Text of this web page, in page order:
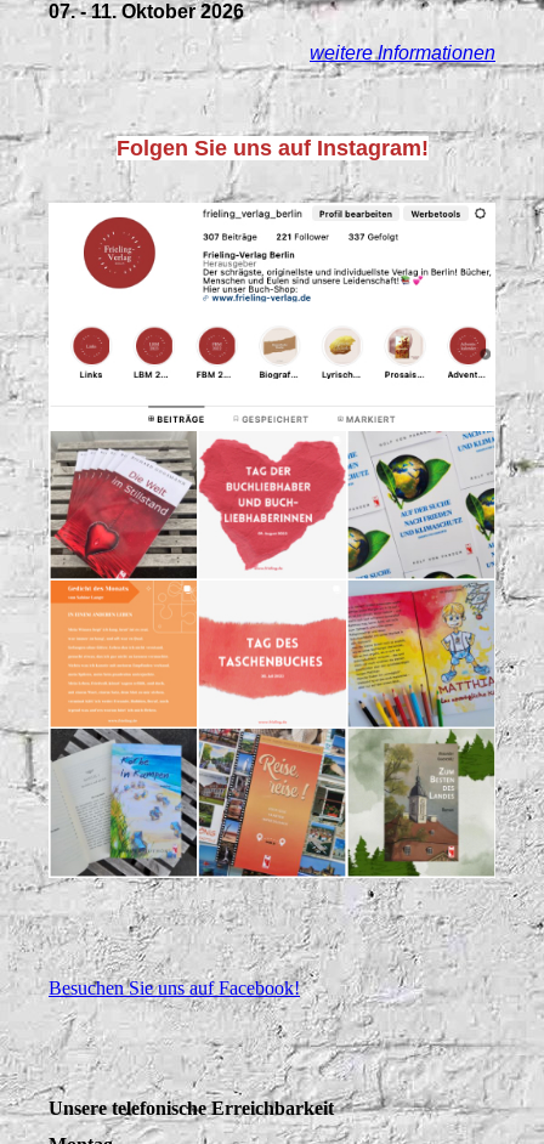
07. - 11. Oktober 2026
weitere Informationen
Folgen Sie uns auf Instagram!
Besuchen Sie uns auf Facebook!
Unsere telefonische Erreichbarkeit